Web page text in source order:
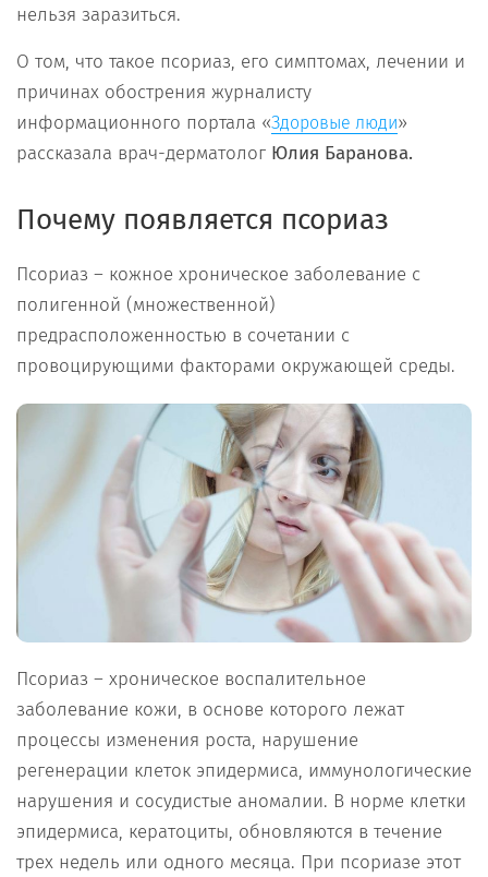
нельзя заразиться.
О том, что такое псориаз, его симптомах, лечении и
причинах обострения журналисту
информационного портала «Здоровые люди»
рассказала врач-дерматолог Юлия Баранова.
Почему появляется псориаз
Псориаз – кожное хроническое заболевание с
полигенной (множественной)
предрасположенностью в сочетании с
провоцирующими факторами окружающей среды.
Псориаз – хроническое воспалительное
заболевание кожи, в основе которого лежат
процессы изменения роста, нарушение
регенерации клеток эпидермиса, иммунологические
нарушения и сосудистые аномалии. В норме клетки
эпидермиса, кератоциты, обновляются в течение
трех недель или одного месяца. При псориазе этот